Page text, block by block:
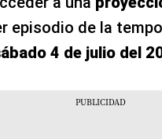
episodio de la
4 de julio del